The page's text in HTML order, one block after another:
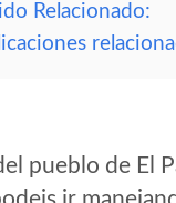
Relacionado:
pueblo de El